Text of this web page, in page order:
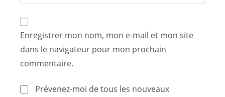
Enregistrer mon nom, mon e-mail et mon site
dans le navigateur pour mon prochain
commentaire.
Prévenez-moi de tous les nouveaux